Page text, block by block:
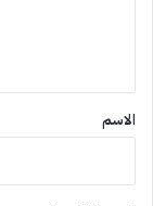
*
الاسم